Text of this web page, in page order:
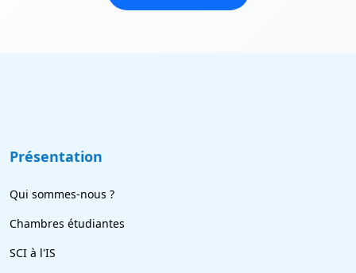
Présentation
Qui sommes-nous ?
Chambres étudiantes
SCI à l'IS